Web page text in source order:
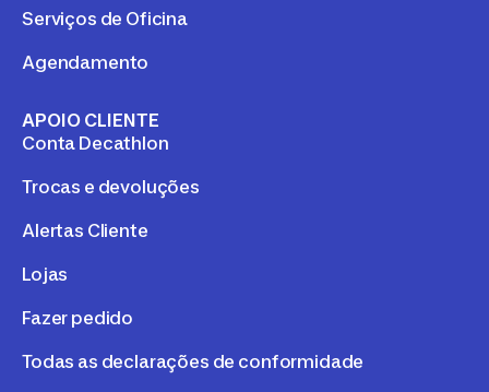
Serviços de Oficina
Agendamento
APOIO CLIENTE
Conta Decathlon
Trocas e devoluções
Alertas Cliente
Lojas
Fazer pedido
Todas as declarações de conformidade